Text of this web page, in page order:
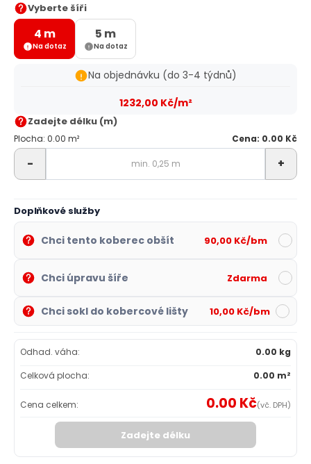
Vyberte šíři
4 m
Na dotaz
5 m
Na dotaz
Zadejte délku (m)
Plocha: 0.00 m² Cena: 0.00 Kč
- +
Na objednávku (do 3-4 týdnů)
1232,00 Kč/m²
Doplňkové služby
Chci tento koberec obšít 90,00 Kč/bm
Chci úpravu šíře Zdarma
Chci sokl do kobercové lišty 10,00 Kč/bm
Odhad. váha:
0.00 kg
Celková plocha:
0.00 m²
Cena celkem: 0.00 Kč(vč. DPH)
Zadejte délku